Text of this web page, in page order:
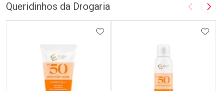
Queridinhos da Drogaria Imagem
ADICIONAR AOS FAVORITOS